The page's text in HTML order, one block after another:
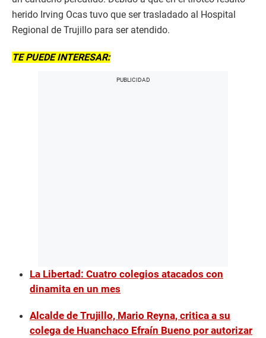
herido Irving Ocas tuvo que ser trasladado al Hospital
Regional de Trujillo para ser atendido.
TE PUEDE INTERESAR:
La Libertad: Cuatro colegios atacados con
dinamita en un mes
Alcalde de Trujillo, Mario Reyna, critica a su
colega de Huanchaco Efraín Bueno por autorizar